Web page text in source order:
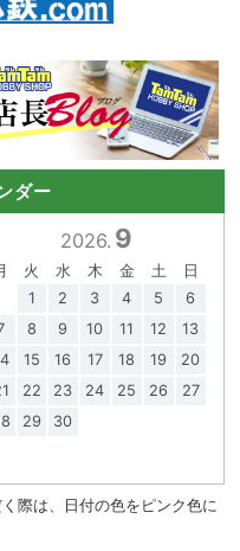
ダー
2026. 9
火 水 木 金 土
日
1
2 3 4 5
6
8 9 10 11 12
13
15 16 17 18 19
20
22 23 24 25 26
27
29 30
際は、日付の色をピンク色に